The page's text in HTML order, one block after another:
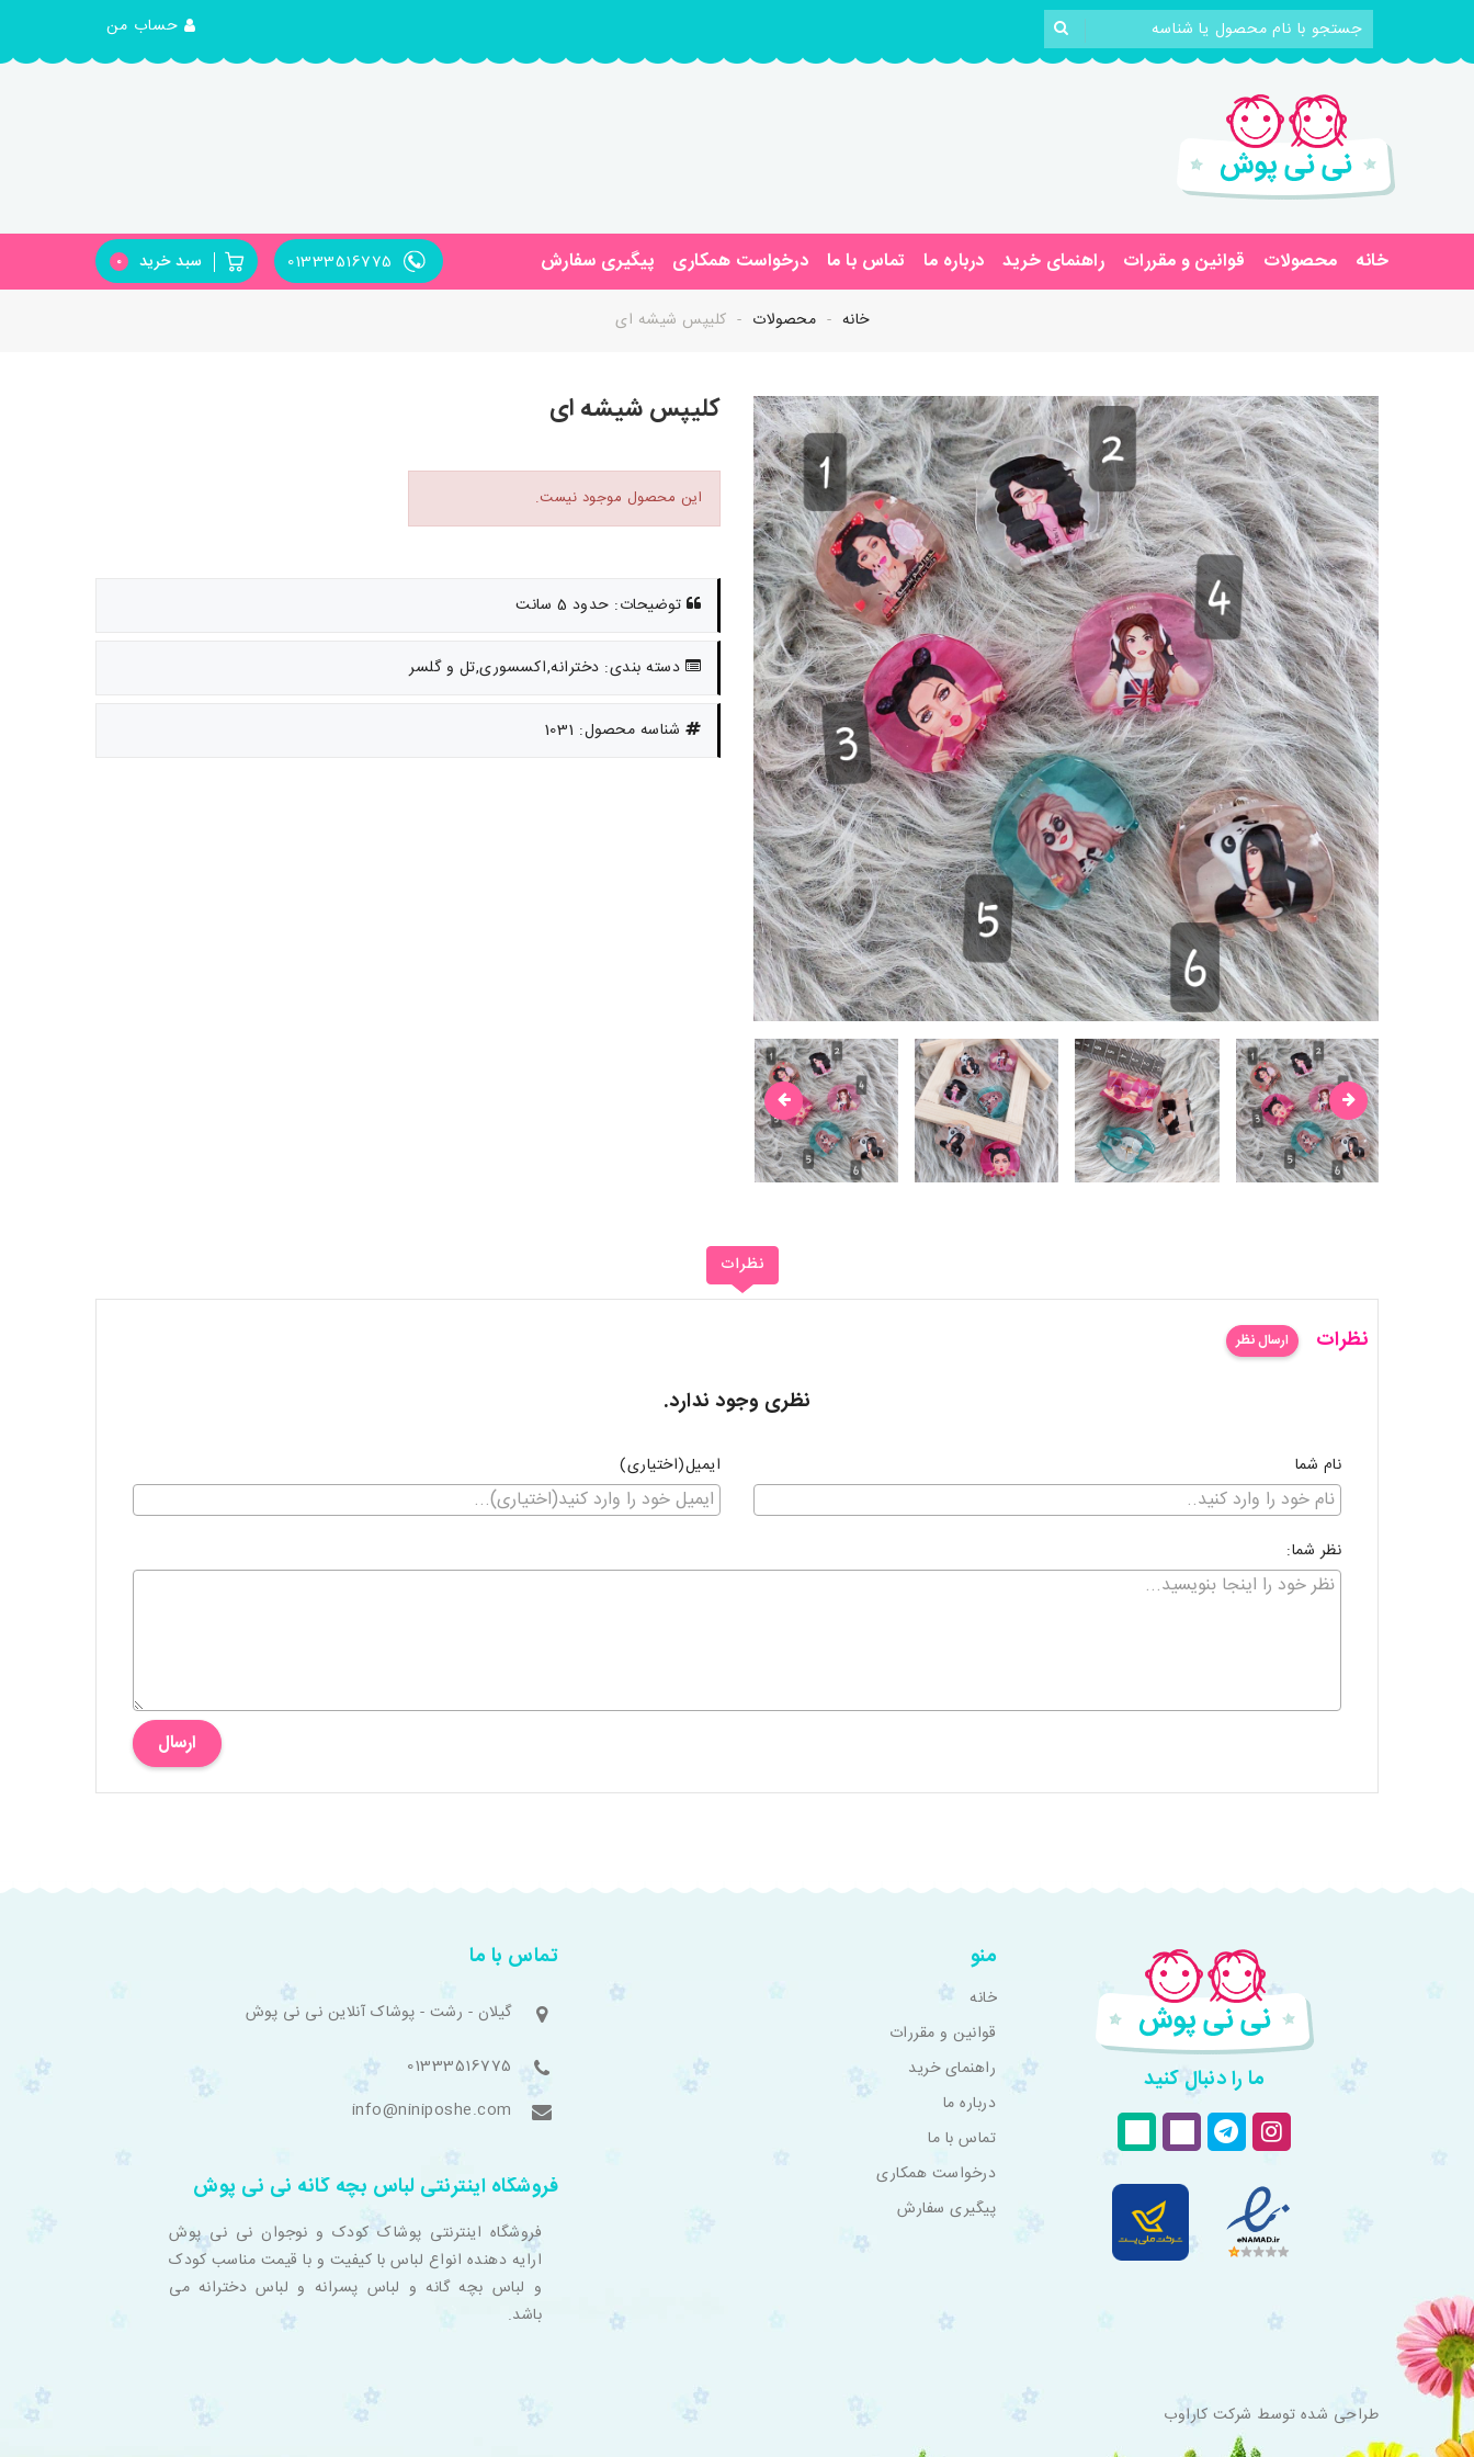
حساب من
خانه محصولات قوانین و مقررات راهنمای خرید درباره ما تماس با ما درخواست همکاری پیگیری سفارش سبد خرید 0 01333516775
خانه محصولات کلیپس شیشه ای
کلیپس شیشه ای
این محصول موجود نیست.
توضیحات: حدود 5 سانت
دسته بندی: دخترانه,اکسسوری,تل و گلسر
شناسه محصول: 1031
نظرات
نظرات ارسال نظر
نظری وجود ندارد.
نام شما ایمیل(اختیاری)
نظر شما:
ارسال
ما را دنبال کنید
منو
خانه
قوانین و مقررات
راهنمای خرید
درباره ما
تماس با ما
درخواست همکاری
پیگیری سفارش
تماس با ما
گیلان - رشت - پوشاک آنلاین نی نی پوش
01333516775
info@niniposhe.com
فروشگاه اینترنتی لباس بچه گانه نی نی پوش
فروشگاه اینترنتی پوشاک کودک و نوجوان نی نی پوش
ارایه دهنده انواع لباس با کیفیت و با قیمت مناسب کودک
و لباس بچه گانه و لباس پسرانه و لباس دخترانه می
باشد.
طراحی شده توسط شرکت کاراوب